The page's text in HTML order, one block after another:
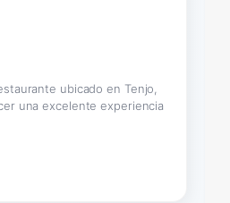
ubicado en Tenjo,
una excelente experiencia